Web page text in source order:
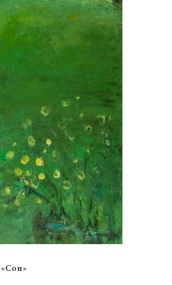
«Туман»